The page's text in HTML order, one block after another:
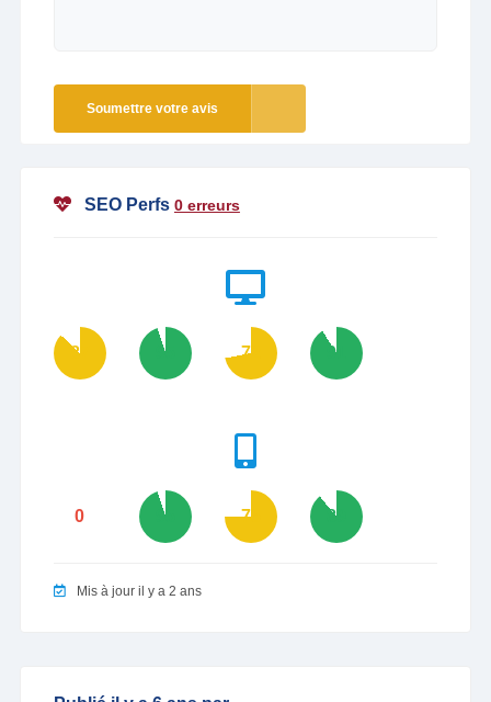
Soumettre votre avis
SEO Perfs 0 erreurs
87 95 72 91
0 95 75 89
Mis à jour il y a 2 ans